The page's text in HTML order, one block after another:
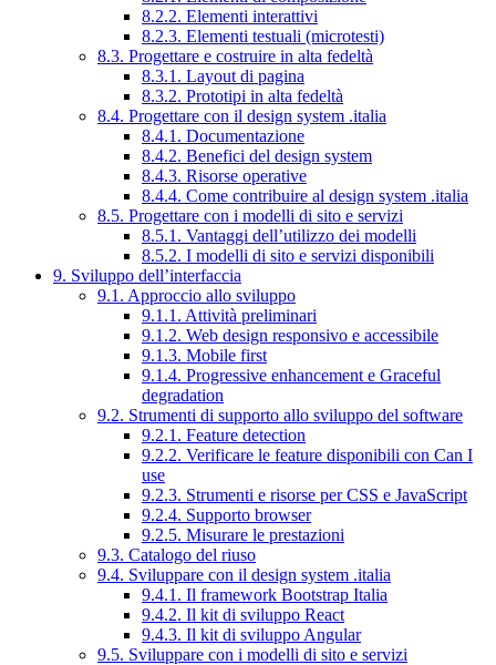
8.2.2. Elementi interattivi
8.2.3. Elementi testuali (microtesti)
8.3. Progettare e costruire in alta fedeltà
8.3.1. Layout di pagina
8.3.2. Prototipi in alta fedeltà
8.4. Progettare con il design system .italia
8.4.1. Documentazione
8.4.2. Benefici del design system
8.4.3. Risorse operative
8.4.4. Come contribuire al design system .italia
8.5. Progettare con i modelli di sito e servizi
8.5.1. Vantaggi dell’utilizzo dei modelli
8.5.2. I modelli di sito e servizi disponibili
9. Sviluppo dell’interfaccia
9.1. Approccio allo sviluppo
9.1.1. Attività preliminari
9.1.2. Web design responsivo e accessibile
9.1.3. Mobile first
9.1.4. Progressive enhancement e Graceful
degradation
9.2. Strumenti di supporto allo sviluppo del software
9.2.1. Feature detection
9.2.2. Verificare le feature disponibili con Can I
use
9.2.3. Strumenti e risorse per CSS e JavaScript
9.2.4. Supporto browser
9.2.5. Misurare le prestazioni
9.3. Catalogo del riuso
9.4. Sviluppare con il design system .italia
9.4.1. Il framework Bootstrap Italia
9.4.2. Il kit di sviluppo React
9.4.3. Il kit di sviluppo Angular
9.5. Sviluppare con i modelli di sito e servizi